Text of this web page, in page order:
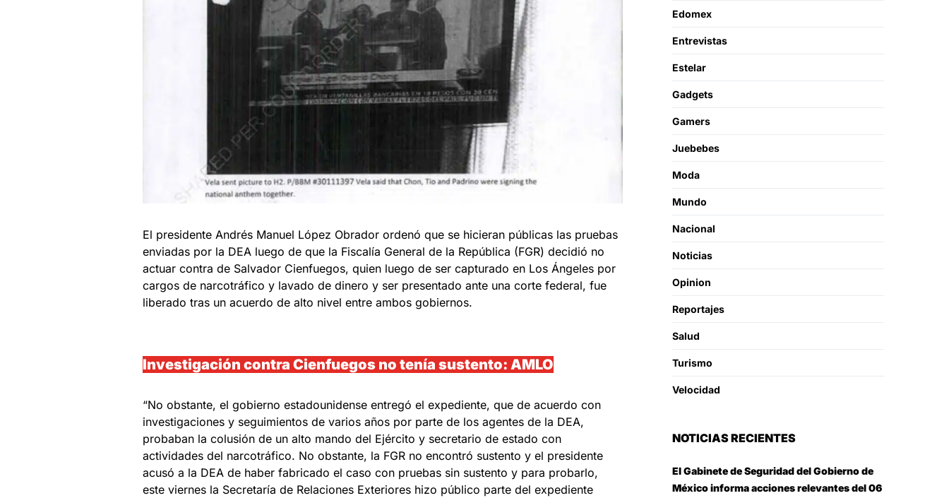
El presidente Andrés Manuel López Obrador ordenó que se hicieran públicas las pruebas
enviadas por la DEA luego de que la Fiscalía General de la República (FGR) decidió no
actuar contra de Salvador Cienfuegos, quien luego de ser capturado en Los Ángeles por
cargos de narcotráfico y lavado de dinero y ser presentado ante una corte federal, fue
liberado tras un acuerdo de alto nivel entre ambos gobiernos.
Investigación contra Cienfuegos no tenía sustento: AMLO
“No obstante, el gobierno estadounidense entregó el expediente, que de acuerdo con
investigaciones y seguimientos de varios años por parte de los agentes de la DEA,
probaban la colusión de un alto mando del Ejército y secretario de estado con
actividades del narcotráfico. No obstante, la FGR no encontró sustento y el presidente
acusó a la DEA de haber fabricado el caso con pruebas sin sustento y para probarlo,
este viernes la Secretaría de Relaciones Exteriores hizo público parte del expediente
Edomex
Entrevistas
Estelar
Gadgets
Gamers
Juebebes
Moda
Mundo
Nacional
Noticias
Opinion
Reportajes
Salud
Turismo
Velocidad
NOTICIAS RECIENTES
El Gabinete de Seguridad del Gobierno de
México informa acciones relevantes del 06